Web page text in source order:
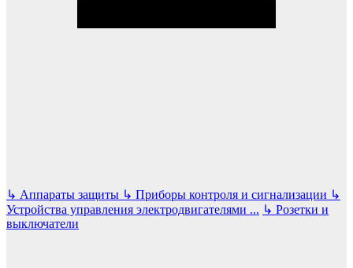
↳ Аппараты защиты ↳ Приборы контроля и сигнализации ↳
Устройства управления электродвигателями ... ↳ Розетки и
выключатели